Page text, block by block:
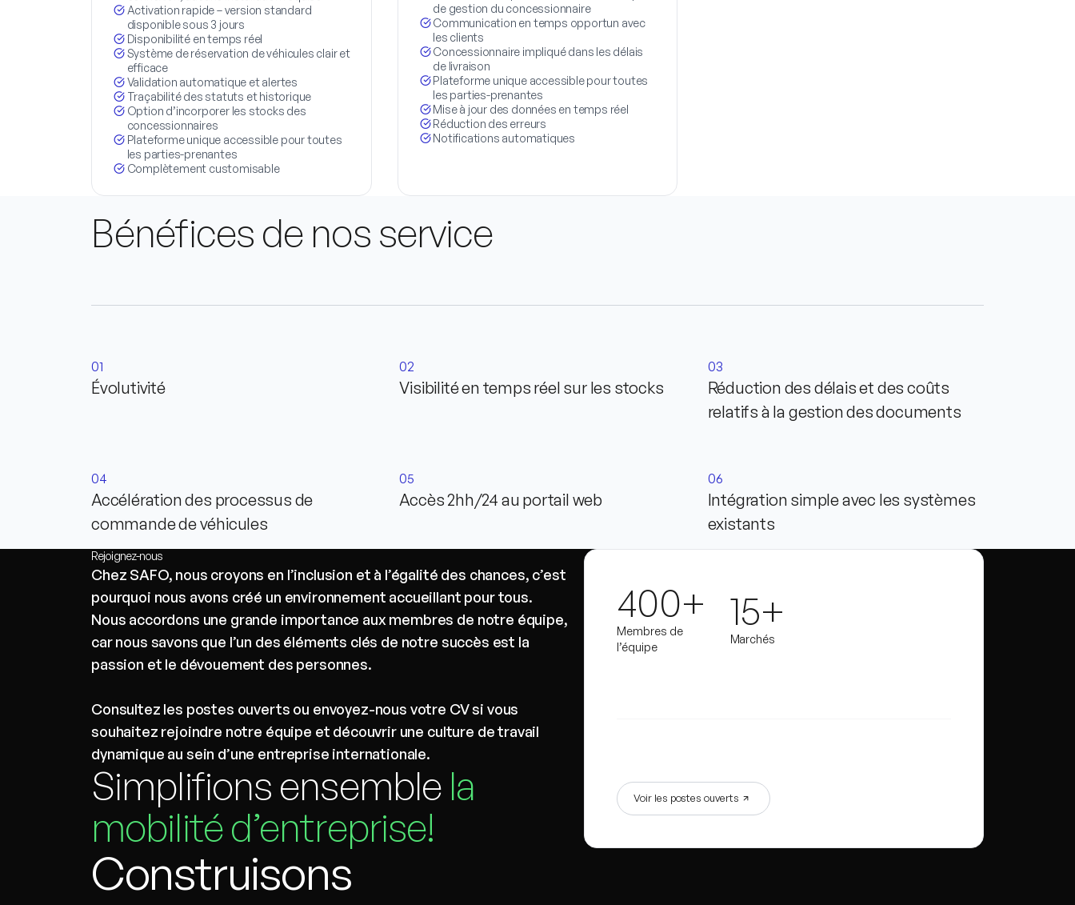
Activation rapide – version standard
disponible sous 3 jours
Disponibilité en temps réel
Système de réservation de véhicules clair et
efficace
Validation automatique et alertes
Traçabilité des statuts et historique
Option d’incorporer les stocks des
concessionnaires
Plateforme unique accessible pour toutes
les parties-prenantes
Complètement customisable
de gestion du concessionnaire
Communication en temps opportun avec
les clients
Concessionnaire impliqué dans les délais
de livraison
Plateforme unique accessible pour toutes
les parties-prenantes
Mise à jour des données en temps réel
Réduction des erreurs
Notifications automatiques
Bénéfices de nos service
01
Évolutivité
02
Visibilité en temps réel sur les stocks
03
Réduction des délais et des coûts
relatifs à la gestion des documents
04
Accélération des processus de
commande de véhicules
05
Accès 2hh/24 au portail web
06
Intégration simple avec les systèmes
existants
Rejoignez-nous
Chez SAFO, nous croyons en l’inclusion et à l’égalité des chances, c’est
pourquoi nous avons créé un environnement accueillant pour tous.
Nous accordons une grande importance aux membres de notre équipe,
car nous savons que l’un des éléments clés de notre succès est la
passion et le dévouement des personnes.
Consultez les postes ouverts ou envoyez-nous votre CV si vous
souhaitez rejoindre notre équipe et découvrir une culture de travail
dynamique au sein d’une entreprise internationale.
Simplifions ensemble la
mobilité d’entreprise!
400+
Membres de
l’équipe
15+
Marchés
Voir les postes ouverts
Construisons